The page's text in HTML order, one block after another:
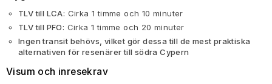
TLV till LCA: Cirka 1 timme och 10 minuter
TLV till PFO: Cirka 1 timme och 20 minuter
Ingen transit behövs, vilket gör dessa till de mest praktiska
alternativen för resenärer till södra Cypern
Visum och inresekrav